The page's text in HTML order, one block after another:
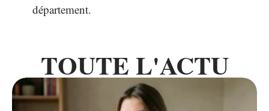
département.
TOUTE L'ACTU